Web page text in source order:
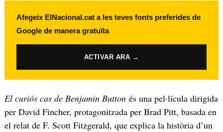
Afegeix ElNacional.cat a les teves fonts preferides de
Google de manera gratuïta
ACTIVAR ARA →
El curiós cas de Benjamin Button és una pel·lícula dirigida
per David Fincher, protagonitzada per Brad Pitt, basada en
el relat de F. Scott Fitzgerald, que explica la història d’un